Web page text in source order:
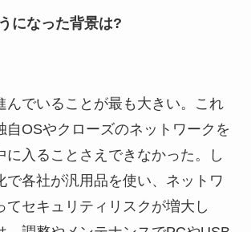
になった背景は?
んでいることが最も大きい。これ
自OSやクローズのネットワークを
に入ることさえできなかった。し
で各社が汎用品を使い、ネットワ
てセキュリティリスクが増大し